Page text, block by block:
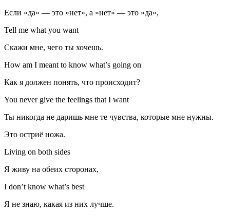
Если »да» — это »нет», а »нет» — это »да»,
Tell me what you want
Скажи мне, чего ты хочешь.
How am I meant to know what’s going on
Как я должен понять, что происходит?
You never give the feelings that I want
Ты никогда не даришь мне те чувства, которые мне нужны.
Это остриё ножа.
Living on both sides
Я живу на обеих сторонах,
I don’t know what’s best
Я не знаю, какая из них лучше.